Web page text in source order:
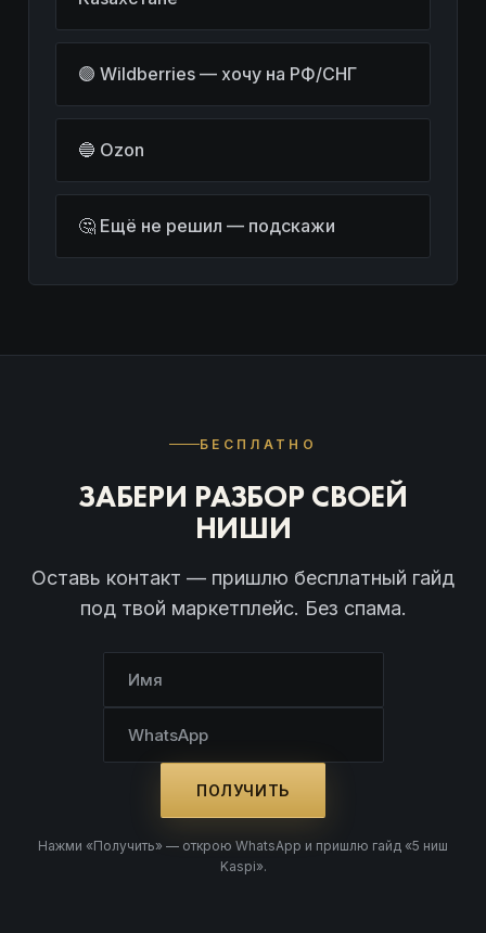
🟣 Wildberries — хочу на РФ/СНГ
🔵 Ozon
🤔 Ещё не решил — подскажи
БЕСПЛАТНО
ЗАБЕРИ РАЗБОР СВОЕЙ
НИШИ
Оставь контакт — пришлю бесплатный гайд
под твой маркетплейс. Без спама.
ПОЛУЧИТЬ
Нажми «Получить» — открою WhatsApp и пришлю гайд «5 ниш
Kaspi».